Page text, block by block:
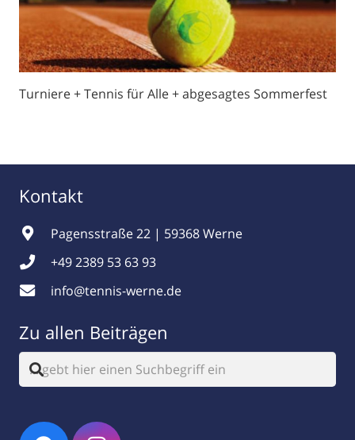
Turniere + Tennis für Alle + abgesagtes Sommerfest
Kontakt
Pagensstraße 22 | 59368 Werne
+49 2389 53 63 93
info@tennis-werne.de
Zu allen Beiträgen